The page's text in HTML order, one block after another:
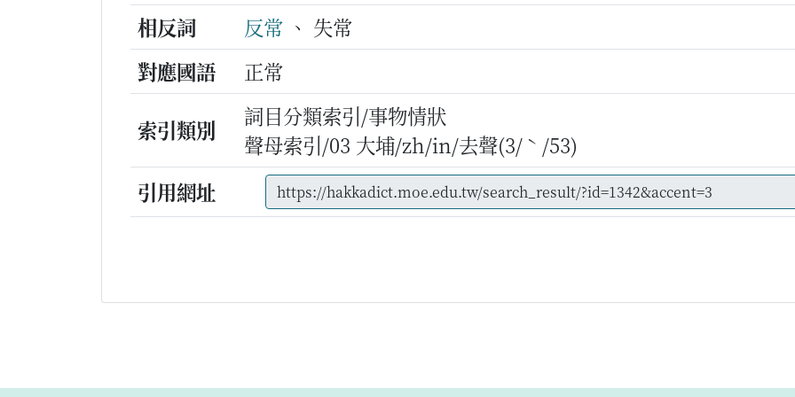
相反詞 反常 、 失常
對應國語
正常
索引類別
詞目分類索引/事物情狀
聲母索引/03 大埔/zh/in/去聲(3/ˋ/53)
引用網址